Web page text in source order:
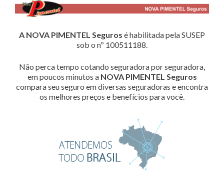
A NOVA PIMENTEL Seguros é habilitada pela SUSEP
sob o nº 100511188.
Não perca tempo cotando seguradora por seguradora,
em poucos minutos a NOVA PIMENTEL Seguros
compara seu seguro em diversas seguradoras e encontra
os melhores preços e benefícios para você.